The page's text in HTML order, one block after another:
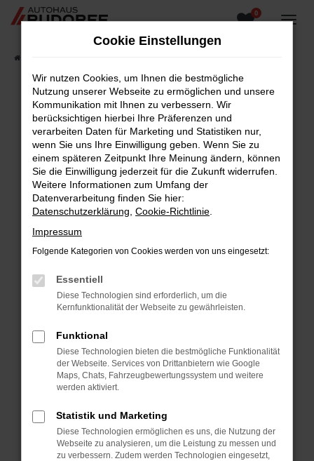
Zum
0
Fehler: Network Error
Beim Laden ist ein Fehler aufgetreten.
Hier sind ein paar Tipps, die dir helfen können:
Überprüfe deine Firewall und deine
Internetverbindung.
Laden andere Webseiten, zum Beispiel deine
Suchmaschine?
Prüfe deine Browsererweiterungen.
Manche Erweiterungen, wie Werbeblocker,
können das Laden bestimmter Seiten
verhindern. Funktioniert die Seite in einem
Fenster?
Starte dein Gerät neu.
Das kann manchmal helfen, vorübergehende
Probleme zu beheben.
Betriebssystem auf dem neuesten Stand
sind.
Veraltete Software birgt nicht nur ein
Cookie Einstellungen
Wir nutzen Cookies, um Ihnen die bestmögliche
Nutzung unserer Webseite zu ermöglichen und unsere
Kommunikation mit Ihnen zu verbessern. Wir
berücksichtigen hierbei Ihre Präferenzen und
verarbeiten Daten für Marketing und Statistiken nur,
wenn Sie uns Ihre Einwilligung geben. Wenn Sie zu
einem späteren Zeitpunkt Ihre Meinung ändern, können
Sie die Einwilligung jederzeit für die Zukunft widerrufen.
Weitere Informationen zum Umfang der
Datenverarbeitung finden Sie hier:
Datenschutzerklärung Cookie-Richtlinie
Impressum
Folgende Kategorien von Cookies werden von uns eingesetzt:
Essentiell
Diese Technologien sind erforderlich, um die
Kernfunktionalität der Webseite zu gewährleisten.
Funktional
Diese Technologien bieten die bestmögliche Funktionalität
der Webseite. Services von Drittanbietern wie Google
Maps, Chats, Fahrzeugbewertungssystem und weitere
werden aktiviert.
Statistik und Marketing
Diese Technologien ermöglichen es uns, die Nutzung der
Webseite zu analysieren, um die Leistung zu messen und
zu verbessern. Zudem werden Technologien eingesetzt,